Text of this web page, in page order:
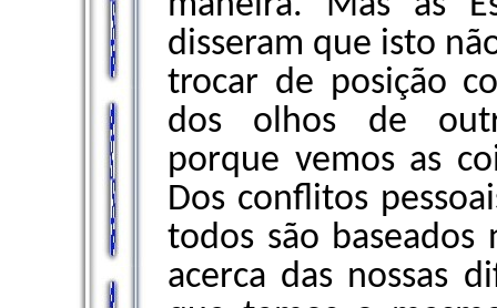
disseram que isto
trocar de posição
dos olhos de
porque vemos as
Dos conflitos
todos são baseados
acerca das nossas